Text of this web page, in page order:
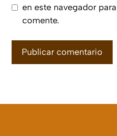
en este navegador
comente.